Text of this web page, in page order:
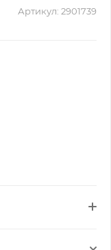
Артикул: 2901739